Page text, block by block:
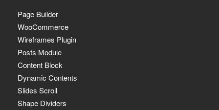
Page Builder
WooCommerce
Wireframes Plugin
Posts Module
Content Block
Dynamic Contents
Slides Scroll
Shape Dividers